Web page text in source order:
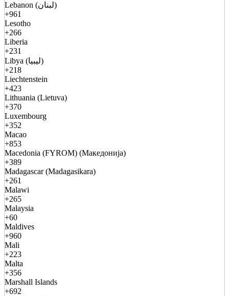
Lebanon (لبنان)
+961
Lesotho
+266
Liberia
+231
Libya (ليبيا)
+218
Liechtenstein
+423
Lithuania (Lietuva)
+370
Luxembourg
+352
Macao
+853
Macedonia (FYROM) (Македонија)
+389
Madagascar (Madagasikara)
+261
Malawi
+265
Malaysia
+60
Maldives
+960
Mali
+223
Malta
+356
Marshall Islands
+692